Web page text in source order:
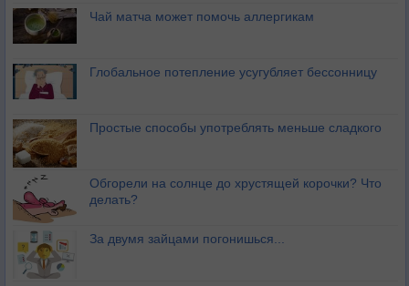
Чай матча может помочь аллергикам
Глобальное потепление усугубляет бессонницу
Простые способы употреблять меньше сладкого
Обгорели на солнце до хрустящей корочки? Что
делать?
За двумя зайцами погонишься...